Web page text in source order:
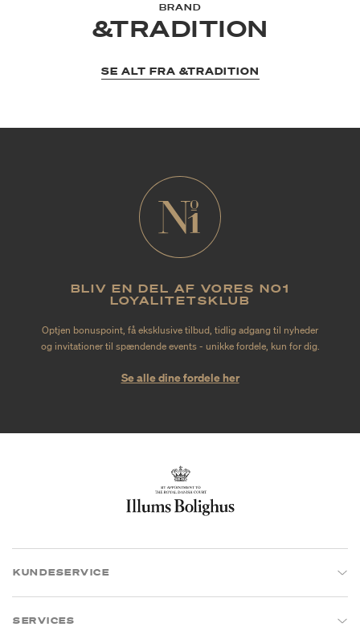
BRAND
&TRADITION
SE ALT FRA &TRADITION
BLIV EN DEL AF VORES NO1
LOYALITETSKLUB
Optjen bonuspoint, få eksklusive tilbud, tidlig adgang til nyheder
og invitationer til spændende events - unikke fordele, kun for dig.
Se alle dine fordele her
KUNDESERVICE
SERVICES